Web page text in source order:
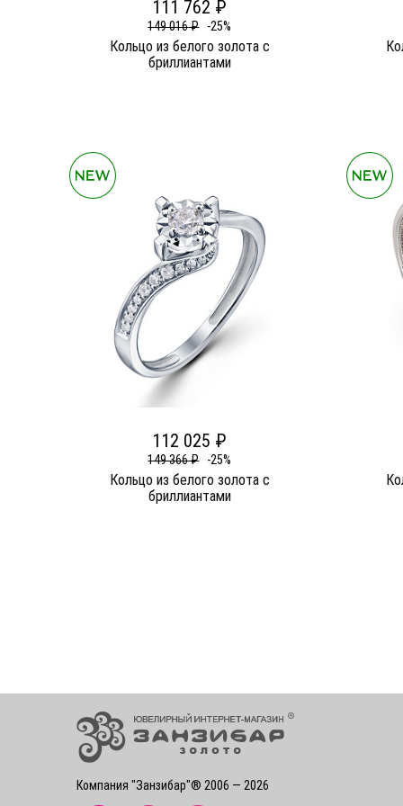
111 762 ₽
149 016 ₽ -25%
Кольцо из белого золота c
бриллиантами
112 025 ₽
149 366 ₽ -25%
Кольцо из белого золота c
бриллиантами
Компания "Занзибар"® 2006 — 2026